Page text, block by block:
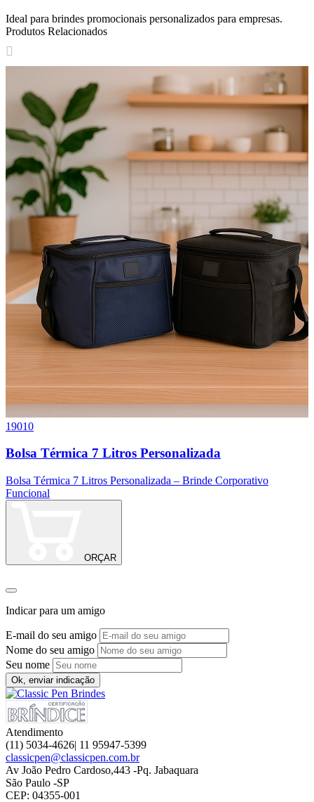
Ideal para brindes promocionais personalizados para empresas.
Produtos Relacionados
19010
Bolsa Térmica 7 Litros Personalizada
Bolsa Térmica 7 Litros Personalizada – Brinde Corporativo
Funcional
ORÇAR
Indicar para um amigo
E-mail do seu amigo
Nome do seu amigo
Seu nome
Ok, enviar indicação
Atendimento
(11) 5034-4626| 11 95947-5399
classicpen@classicpen.com.br
Av João Pedro Cardoso,443 -Pq. Jabaquara
São Paulo -SP
CEP: 04355-001